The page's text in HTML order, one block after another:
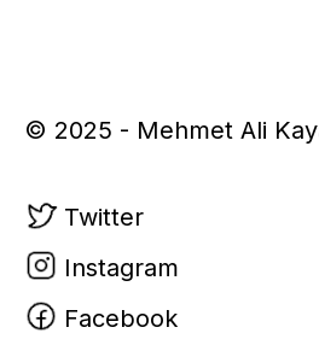
© 2025 - Mehmet Ali
Twitter
Instagram
Facebook